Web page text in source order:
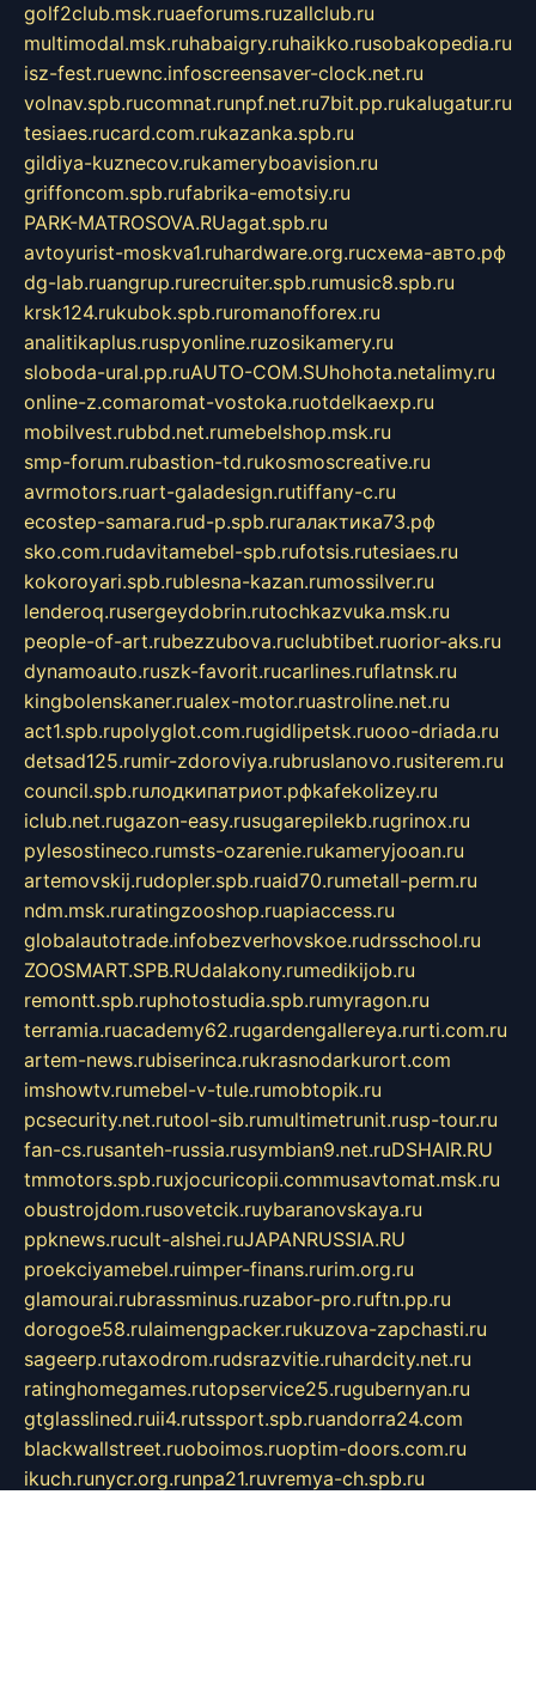
golf2club.msk.ruaeforums.ruzallclub.ru
multimodal.msk.ruhabaigry.ruhaikko.rusobakopedia.ru
isz-fest.ruewnc.infoscreensaver-clock.net.ru
volnav.spb.rucomnat.runpf.net.ru7bit.pp.rukalugatur.ru
tesiaes.rucard.com.rukazanka.spb.ru
gildiya-kuznecov.rukameryboavision.ru
griffoncom.spb.rufabrika-emotsiy.ru
PARK-MATROSOVA.RUagat.spb.ru
avtoyurist-moskva1.ruhardware.org.ruсхема-авто.рф
dg-lab.ruangrup.rurecruiter.spb.rumusic8.spb.ru
krsk124.rukubok.spb.ruromanofforex.ru
analitikaplus.ruspyonline.ruzosikamery.ru
sloboda-ural.pp.ruAUTO-COM.SUhohota.netalimy.ru
online-z.comaromat-vostoka.ruotdelkaexp.ru
mobilvest.rubbd.net.rumebelshop.msk.ru
smp-forum.rubastion-td.rukosmoscreative.ru
avrmotors.ruart-galadesign.rutiffany-c.ru
ecostep-samara.rud-p.spb.ruгалактика73.рф
sko.com.rudavitamebel-spb.rufotsis.rutesiaes.ru
kokoroyari.spb.rublesna-kazan.rumossilver.ru
lenderoq.rusergeydobrin.rutochkazvuka.msk.ru
people-of-art.rubezzubova.ruclubtibet.ruorior-aks.ru
dynamoauto.ruszk-favorit.rucarlines.ruflatnsk.ru
kingbolenskaner.rualex-motor.ruastroline.net.ru
act1.spb.rupolyglot.com.rugidlipetsk.ruooo-driada.ru
detsad125.rumir-zdoroviya.rubruslanovo.rusiterem.ru
council.spb.ruлодкипатриот.рфkafekolizey.ru
iclub.net.rugazon-easy.rusugarepilekb.rugrinox.ru
pylesostineco.rumsts-ozarenie.rukameryjooan.ru
artemovskij.rudopler.spb.ruaid70.rumetall-perm.ru
ndm.msk.ruratingzooshop.ruapiaccess.ru
globalautotrade.infobezverhovskoe.rudrsschool.ru
ZOOSMART.SPB.RUdalakony.rumedikijob.ru
remontt.spb.ruphotostudia.spb.rumyragon.ru
terramia.ruacademy62.rugardengallereya.rurti.com.ru
artem-news.rubiserinca.rukrasnodarkurort.com
imshowtv.rumebel-v-tule.rumobtopik.ru
pcsecurity.net.rutool-sib.rumultimetrunit.rusp-tour.ru
fan-cs.rusanteh-russia.rusymbian9.net.ruDSHAIR.RU
tmmotors.spb.ruxjocuricopii.commusavtomat.msk.ru
obustrojdom.rusovetcik.ruybaranovskaya.ru
ppknews.rucult-alshei.ruJAPANRUSSIA.RU
proekciyamebel.ruimper-finans.rurim.org.ru
glamourai.rubrassminus.ruzabor-pro.ruftn.pp.ru
dorogoe58.rulaimengpacker.rukuzova-zapchasti.ru
sageerp.rutaxodrom.rudsrazvitie.ruhardcity.net.ru
ratinghomegames.rutopservice25.rugubernyan.ru
gtglasslined.ruii4.rutssport.spb.ruandorra24.com
blackwallstreet.ruoboimos.ruoptim-doors.com.ru
ikuch.runycr.org.runpa21.ruvremya-ch.spb.ru